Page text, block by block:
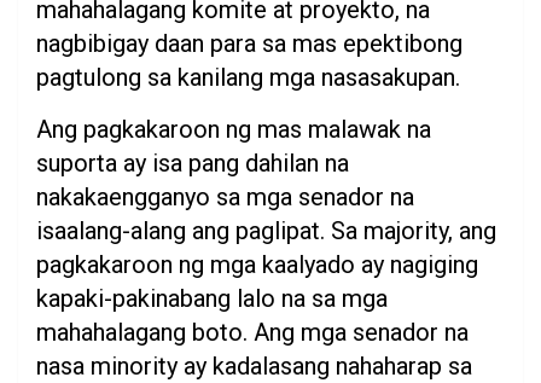
mahahalagang komite at proyekto, na
nagbibigay daan para sa mas epektibong
pagtulong sa kanilang mga nasasakupan.
Ang pagkakaroon ng mas malawak na
suporta ay isa pang dahilan na
nakakaengganyo sa mga senador na
isaalang-alang ang paglipat. Sa majority, ang
pagkakaroon ng mga kaalyado ay nagiging
kapaki-pakinabang lalo na sa mga
mahahalagang boto. Ang mga senador na
nasa minority ay kadalasang nahaharap sa